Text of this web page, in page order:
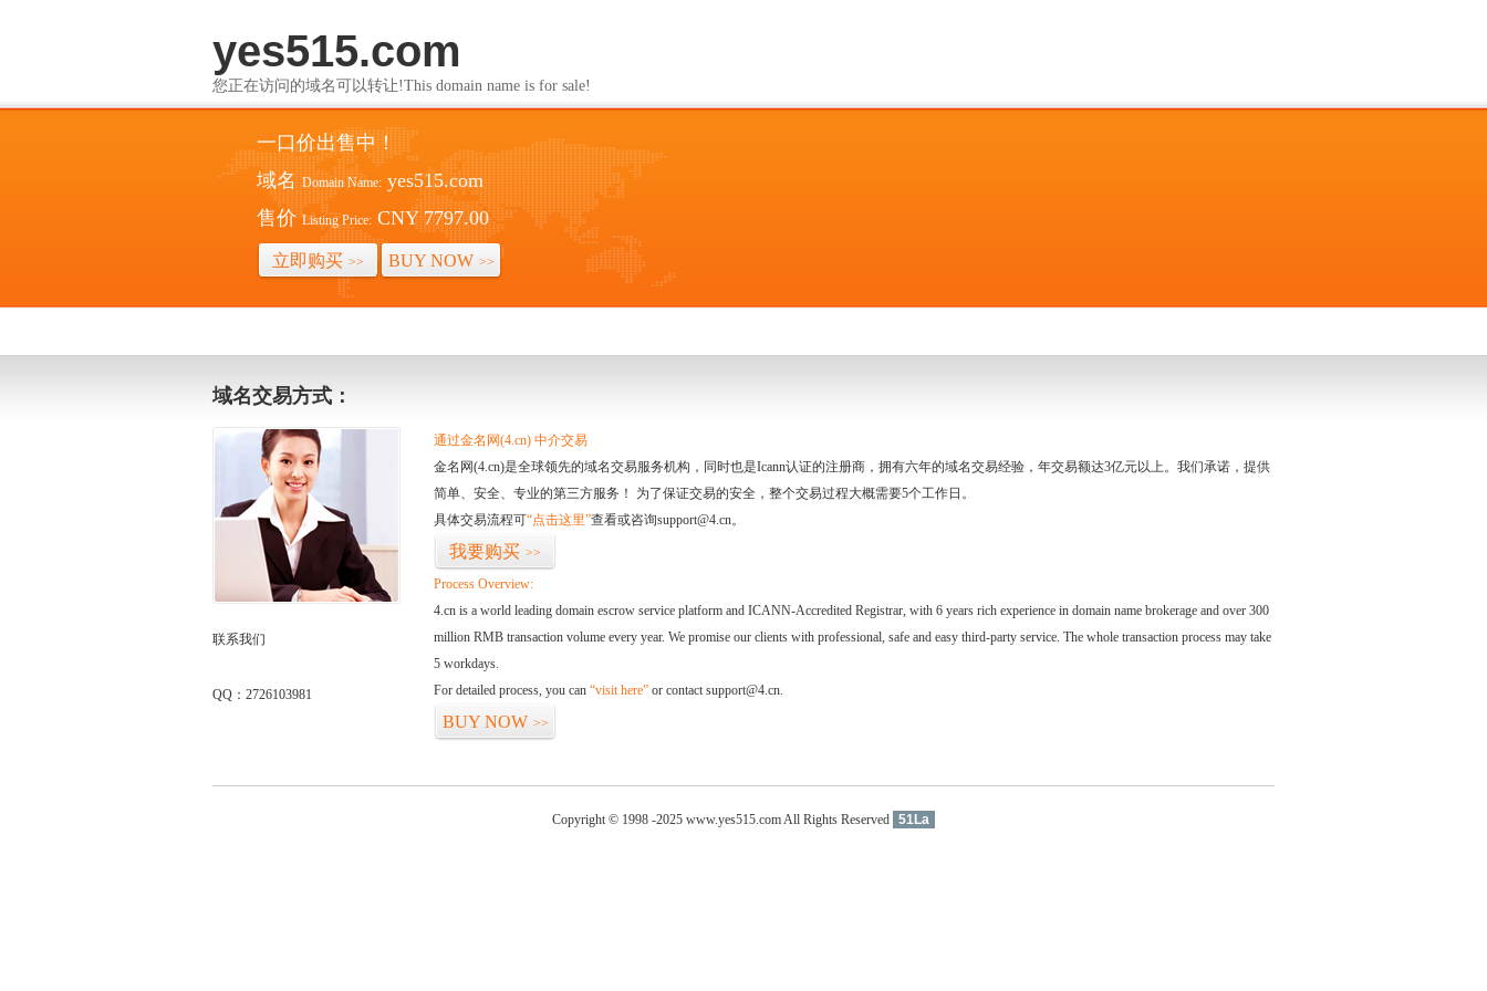
yes515.com
您正在访问的域名可以转让!This domain name is for sale!
一口价出售中！
域名 Domain Name: yes515.com
售价 Listing Price: CNY 7797.00
立即购买 >> BUY NOW >>
域名交易方式：
联系我们
QQ：2726103981
通过金名网(4.cn) 中介交易
金名网(4.cn)是全球领先的域名交易服务机构，同时也是Icann认证的注册商，拥有六年的域名交易经验，年交易额达3亿元以上。我们承诺，提供
简单、安全、专业的第三方服务！ 为了保证交易的安全，整个交易过程大概需要5个工作日。
具体交易流程可“点击这里”查看或咨询support@4.cn。
我要购买 >>
Process Overview:
4.cn is a world leading domain escrow service platform and ICANN-Accredited Registrar, with 6 years rich experience in domain name brokerage and over 300
million RMB transaction volume every year. We promise our clients with professional, safe and easy third-party service. The whole transaction process may take
5 workdays.
For detailed process, you can “visit here” or contact support@4.cn.
BUY NOW >>
Copyright © 1998 -2025 www.yes515.com All Rights Reserved 51La